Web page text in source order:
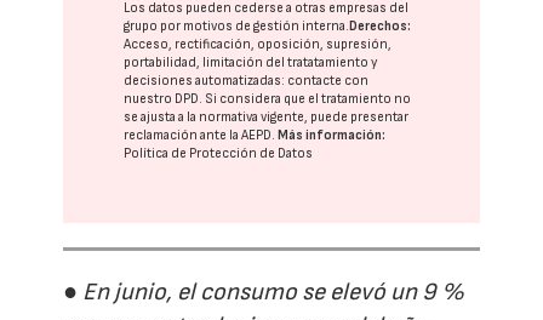
Los datos pueden cederse a otras empresas del
grupo por motivos de gestión interna. Derechos:
Acceso, rectificación, oposición, supresión,
portabilidad, limitación del tratatamiento y
decisiones automatizadas: contacte con
nuestro DPD. Si considera que el tratamiento no
se ajusta a la normativa vigente, puede presentar
reclamación ante laAEPD. Más información:
Política de Protección de Datos
● En junio, el consumo se elevó un 9 %